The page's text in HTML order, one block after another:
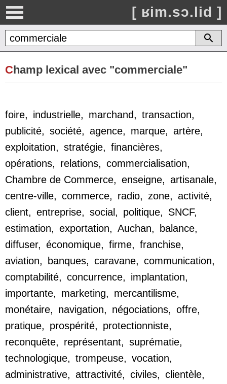
[ ʁim.sɔ.lid ]
Champ lexical avec "commerciale"
foire, industrielle, marchand, transaction,
publicité, société, agence, marque, artère,
exploitation, stratégie, financières,
opérations, relations, commercialisation,
Chambre de Commerce, enseigne, artisanale,
centre-ville, commerce, radio, zone, activité,
client, entreprise, social, politique, SNCF,
estimation, exportation, Auchan, balance,
diffuser, économique, firme, franchise,
aviation, banques, caravane, communication,
comptabilité, concurrence, implantation,
importante, marketing, mercantilisme,
monétaire, navigation, négociations, offre,
pratique, prospérité, protectionniste,
reconquête, représentant, suprématie,
technologique, trompeuse, vocation,
administrative, attractivité, civiles, clientèle,